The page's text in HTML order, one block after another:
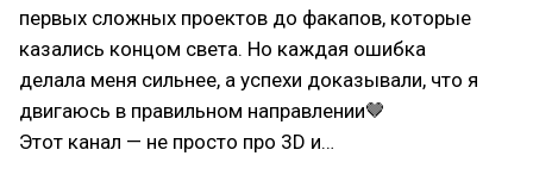
первых сложных проектов до факапов, которые
казались концом света. Но каждая ошибка
делала меня сильнее, а успехи доказывали, что я
двигаюсь в правильном направлении🤎
Этот канал — не просто про 3D и…